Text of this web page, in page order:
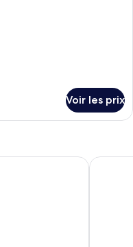
Voir les prix
Zepter